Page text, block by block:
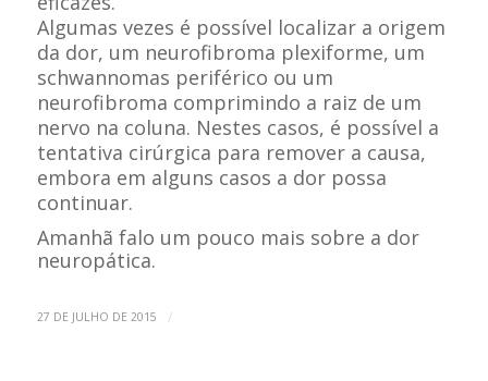
Algumas vezes é possível localizar a origem
da dor, um neurofibroma plexiforme, um
schwannomas periférico ou um
neurofibroma comprimindo a raiz de um
nervo na coluna. Nestes casos, é possível a
tentativa cirúrgica para remover a causa,
embora em alguns casos a dor possa
continuar.
Amanhã falo um pouco mais sobre a dor
neuropática.
27 DE JULHO DE 2015 /